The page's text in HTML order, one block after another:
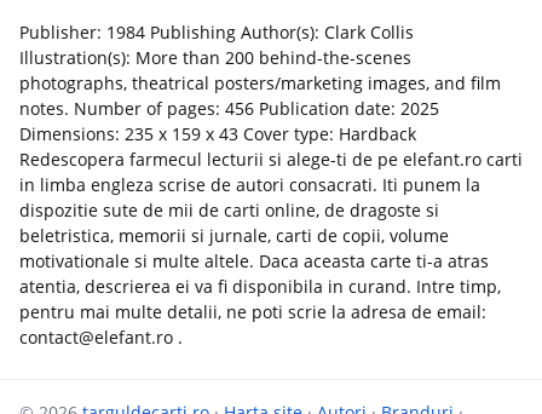
Publisher: 1984 Publishing Author(s): Clark Collis
Illustration(s): More than 200 behind-the-scenes
photographs, theatrical posters/marketing images, and film
notes. Number of pages: 456 Publication date: 2025
Dimensions: 235 x 159 x 43 Cover type: Hardback
Redescopera farmecul lecturii si alege-ti de pe elefant.ro carti
in limba engleza scrise de autori consacrati. Iti punem la
dispozitie sute de mii de carti online, de dragoste si
beletristica, memorii si jurnale, carti de copii, volume
motivationale si multe altele. Daca aceasta carte ti-a atras
atentia, descrierea ei va fi disponibila in curand. Intre timp,
pentru mai multe detalii, ne poti scrie la adresa de email:
contact@elefant.ro .